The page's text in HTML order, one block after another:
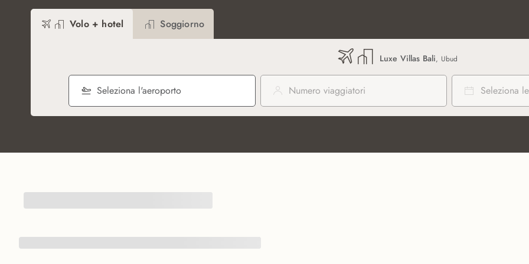
Volo + hotel Soggiorno
Luxe Villas Bali, Ubud
Seleziona l'aeroporto Numero viaggiatori Seleziona